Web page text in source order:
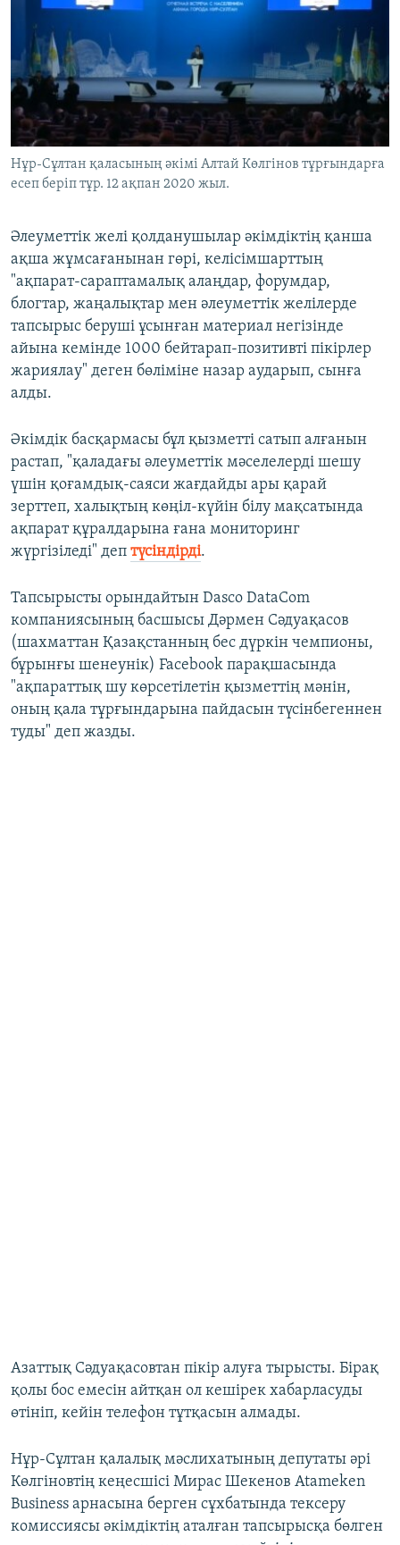
Нұр-Сұлтан қаласының әкімі Алтай Көлгінов тұрғындарға
есеп беріп тұр. 12 ақпан 2020 жыл.
Әлеуметтік желі қолданушылар әкімдіктің қанша
ақша жұмсағанынан гөрі, келісімшарттың
"ақпарат-сараптамалық алаңдар, форумдар,
блогтар, жаңалықтар мен әлеуметтік желілерде
тапсырыс беруші ұсынған материал негізінде
айына кемінде 1000 бейтарап-позитивті пікірлер
жариялау" деген бөліміне назар аударып, сынға
алды.
Әкімдік басқармасы бұл қызметті сатып алғанын
растап, "қаладағы әлеуметтік мәселелерді шешу
үшін қоғамдық-саяси жағдайды ары қарай
зерттеп, халықтың көңіл-күйін білу мақсатында
ақпарат құралдарына ғана мониторинг
жүргізіледі" деп түсіндірді.
Тапсырысты орындайтын Dasco DataCom
компаниясының басшысы Дәрмен Сәдуақасов
(шахматтан Қазақстанның бес дүркін чемпионы,
бұрынғы шенеунік) Facebook парақшасында
"ақпараттық шу көрсетілетін қызметтің мәнін,
оның қала тұрғындарына пайдасын түсінбегеннен
туды" деп жазды.
Азаттық Сәдуақасовтан пікір алуға тырысты. Бірақ
қолы бос емесін айтқан ол кешірек хабарласуды
өтініп, кейін телефон тұтқасын алмады.
Нұр-Сұлтан қалалық мәслихатының депутаты әрі
Көлгіновтің кеңесшісі Мирас Шекенов Atameken
Business арнасына берген сұхбатында тексеру
комиссиясы әкімдіктің аталған тапсырысқа бөлген